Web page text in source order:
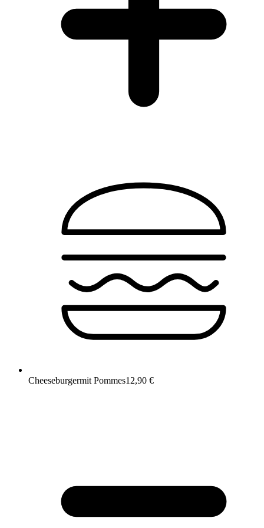
Cheeseburgermit Pommes12,90 €